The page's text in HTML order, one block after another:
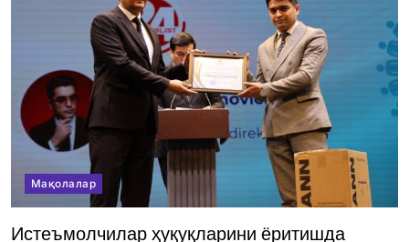
Мақолалар
Истеъмолчилар ҳуқуқларини ёритишда